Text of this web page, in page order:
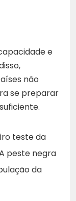
e
não
se preparar
teste da
peste negra
da